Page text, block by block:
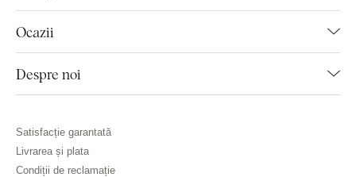
Ocazii
Despre noi
Satisfacție garantată
Livrarea și plata
Condiții de reclamație